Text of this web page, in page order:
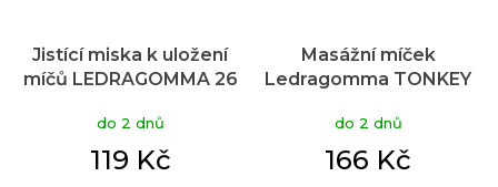
Jistící miska k uložení
míčů LEDRAGOMMA 26
do 2 dnů
119 Kč
Masážní míček
Ledragomma TONKEY
cm - zelená
do 2 dnů
166 Kč